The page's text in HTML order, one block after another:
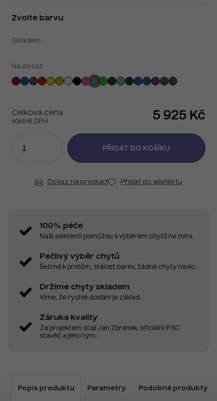
Zvolte barvu
Skladem
Na dotaz
Celková cena
včetně DPH 5 925 Kč
Dotaz na produkt Přidat do wishlistu
100% péče
Naši asistenti pomůžou s výběrem chytů na míru.
Pečlivý výběr chytů
Šetrné k prstům, stálost barev, žádné chyty navíc.
Držíme chyty skladem
Víme, že rychlé dodání je základ.
Záruka kvality
Za projektem stojí Jan Zbranek, oficiální IFSC
stavěč a jeho tým.
Popis produktu Parametry Podobné produkty